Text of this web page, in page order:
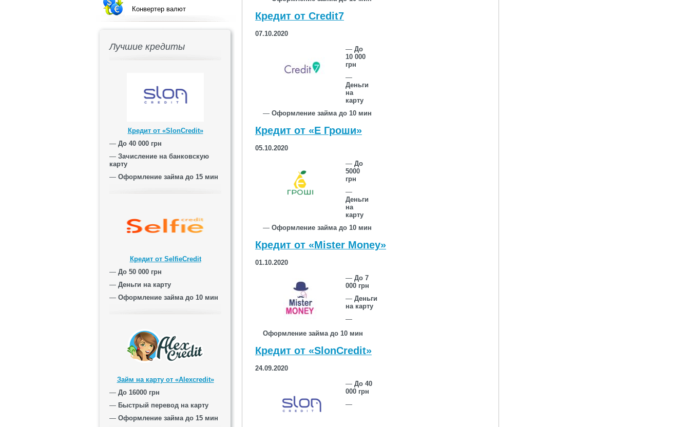
Кредит от Credit7
07.10.2020
— До
10 000
грн
—
Деньги
на
карту
— Оформление займа до 10 мин
Кредит от «Е Гроши»
05.10.2020
— До
5000
грн
—
Деньги
на
карту
— Оформление займа до 10 мин
Кредит от «Mister Money»
01.10.2020
— До 7
000 грн
— Деньги
на карту
—
Оформление займа до 10 мин
Кредит от «SlonCredit»
24.09.2020
— До 40
000 грн
—
Конвертер валют
Лучшие кредиты
Кредит от «SlonCredit»
— До 40 000 грн
— Зачисление на банковскую
карту
— Оформление займа до 15 мин
Кредит от SelfieCredit
— До 50 000 грн
— Деньги на карту
— Оформление займа до 10 мин
Займ на карту от «Alexcredit»
— До 16000 грн
— Быстрый перевод на карту
— Оформление займа до 15 мин